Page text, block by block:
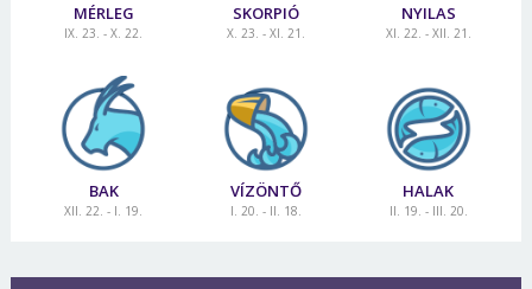
MÉRLEG
IX. 23. - X. 22.
SKORPIÓ
X. 23. - XI. 21.
NYILAS
XI. 22. - XII. 21.
BAK
XII. 22. - I. 19.
VÍZÖNTŐ
I. 20. - II. 18.
HALAK
II. 19. - III. 20.